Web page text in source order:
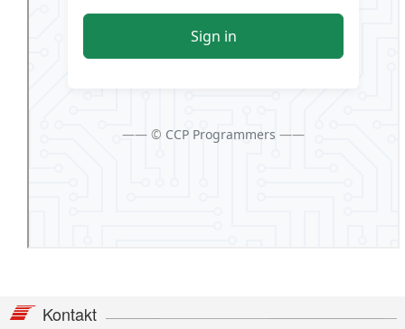
Kontakt